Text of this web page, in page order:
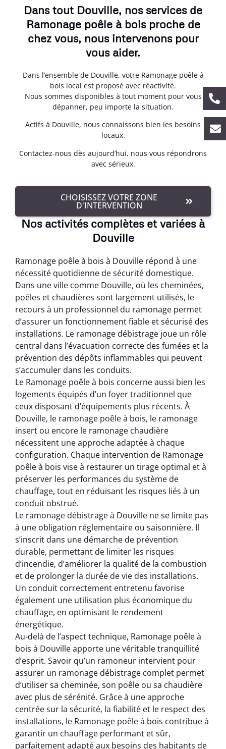
Dans tout Douville, nos services de
Ramonage poêle à bois proche de
chez vous, nous intervenons pour
vous aider.
Dans l’ensemble de Douville, votre Ramonage poêle à
bois local est proposé avec réactivité.
Nous sommes disponibles à tout moment pour vous
dépanner, peu importe la situation.
Actifs à Douville, nous connaissons bien les besoins
locaux.
Contactez-nous dès aujourd’hui, nous vous répondrons
avec sérieux.
CHOISISSEZ VOTRE ZONE
D'INTERVENTION
Nos activités complètes et variées à
Douville
Ramonage poêle à bois à Douville répond à une
nécessité quotidienne de sécurité domestique.
Dans une ville comme Douville, où les cheminées,
poêles et chaudières sont largement utilisés, le
recours à un professionnel du ramonage permet
d’assurer un fonctionnement fiable et sécurisé des
installations. Le ramonage débistrage joue un rôle
central dans l’évacuation correcte des fumées et la
prévention des dépôts inflammables qui peuvent
s’accumuler dans les conduits.
Le Ramonage poêle à bois concerne aussi bien les
logements équipés d’un foyer traditionnel que
ceux disposant d’équipements plus récents. À
Douville, le ramonage poêle à bois, le ramonage
insert ou encore le ramonage chaudière
nécessitent une approche adaptée à chaque
configuration. Chaque intervention de Ramonage
poêle à bois vise à restaurer un tirage optimal et à
préserver les performances du système de
chauffage, tout en réduisant les risques liés à un
conduit obstrué.
Le ramonage débistrage à Douville ne se limite pas
à une obligation réglementaire ou saisonnière. Il
s’inscrit dans une démarche de prévention
durable, permettant de limiter les risques
d’incendie, d’améliorer la qualité de la combustion
et de prolonger la durée de vie des installations.
Un conduit correctement entretenu favorise
également une utilisation plus économique du
chauffage, en optimisant le rendement
énergétique.
Au-delà de l’aspect technique, Ramonage poêle à
bois à Douville apporte une véritable tranquillité
d’esprit. Savoir qu’un ramoneur intervient pour
assurer un ramonage débistrage complet permet
d’utiliser sa cheminée, son poêle ou sa chaudière
avec plus de sérénité. Grâce à une approche
centrée sur la sécurité, la fiabilité et le respect des
installations, le Ramonage poêle à bois contribue à
garantir un chauffage performant et sûr,
parfaitement adapté aux besoins des habitants de